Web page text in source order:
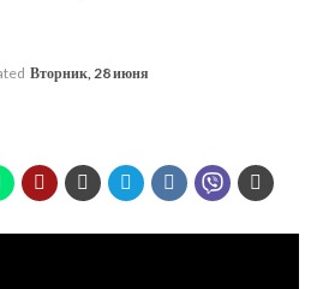
Вторник, 28 июня